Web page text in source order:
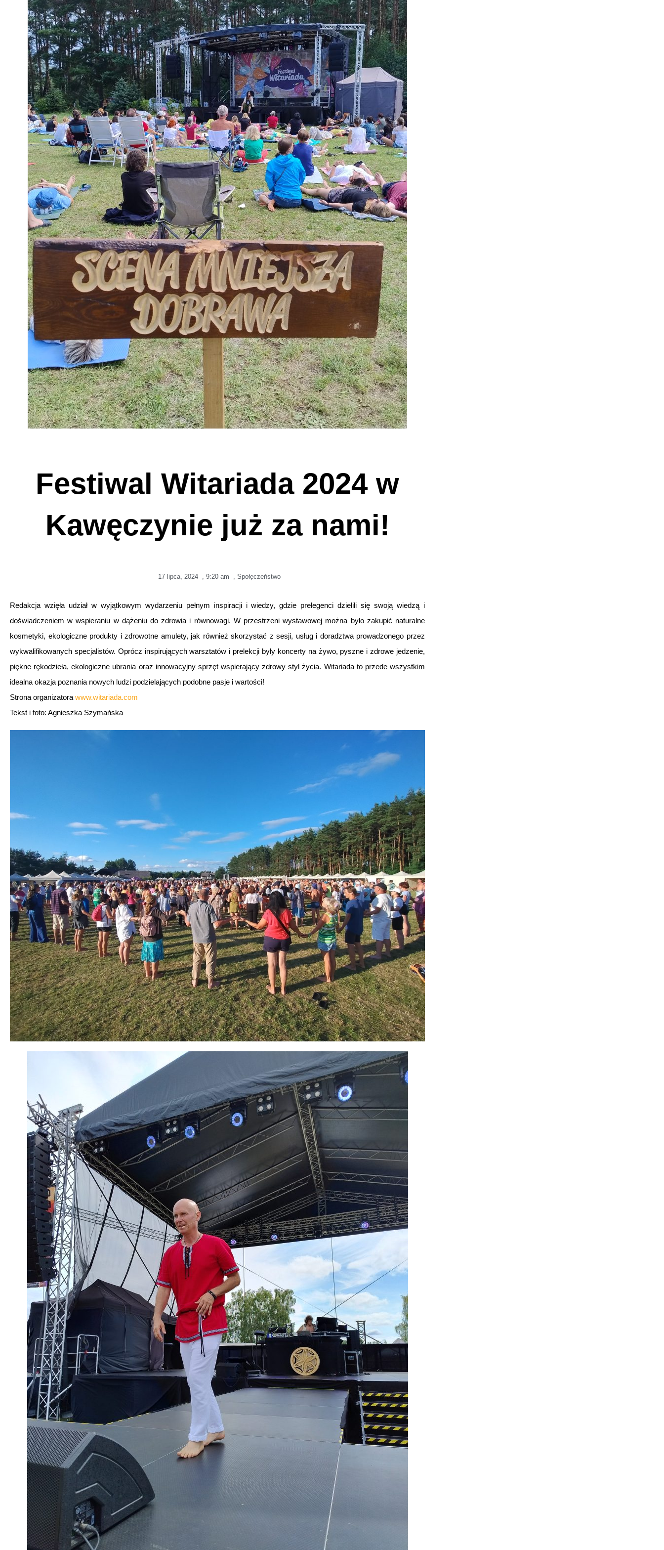
Festiwal Witariada 2024 w
Kawęczynie już za nami!
17 lipca, 2024 , 9:20 am , Społęczeństwo
Redakcja wzięła udział w wyjątkowym wydarzeniu pełnym inspiracji i wiedzy, gdzie prelegenci dzielili się swoją wiedzą i
doświadczeniem w wspieraniu w dążeniu do zdrowia i równowagi. W przestrzeni wystawowej można było zakupić naturalne
kosmetyki, ekologiczne produkty i zdrowotne amulety, jak również skorzystać z sesji, usług i doradztwa prowadzonego przez
wykwalifikowanych specjalistów. Oprócz inspirujących warsztatów i prelekcji były koncerty na żywo, pyszne i zdrowe jedzenie,
piękne rękodzieła, ekologiczne ubrania oraz innowacyjny sprzęt wspierający zdrowy styl życia. Witariada to przede wszystkim
idealna okazja poznania nowych ludzi podzielających podobne pasje i wartości!
Strona organizatora www.witariada.com
Tekst i foto: Agnieszka Szymańska